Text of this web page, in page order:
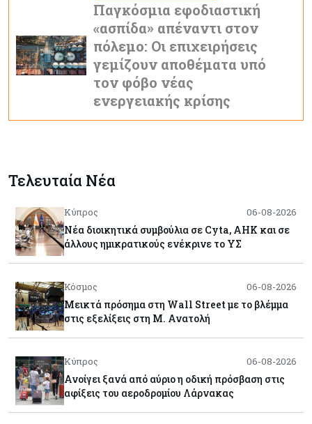
Παγκόσμια εφοδιαστική
«ασπίδα» απέναντι στον
πόλεμο: Οι επιχειρήσεις
γεμίζουν αποθέματα υπό
τον φόβο νέας
ενεργειακής κρίσης
Τελευταία Νέα
Κύπρος 06-08-2026
Νέα διοικητικά συμβούλια σε Cyta, AHK και σε
άλλους ημικρατικούς ενέκρινε το ΥΣ
Κόσμος 06-08-2026
Μεικτά πρόσημα στη Wall Street με το βλέμμα
στις εξελίξεις στη Μ. Ανατολή
Κύπρος 06-08-2026
Ανοίγει ξανά από αύριο η οδική πρόσβαση στις
αφίξεις του αεροδρομίου Λάρνακας